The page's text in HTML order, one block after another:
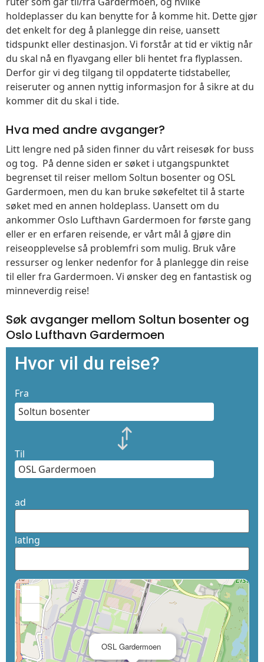
holdeplasser du kan benytte for å komme hit. Dette gjør
det enkelt for deg å planlegge din reise, uansett
tidspunkt eller destinasjon. Vi forstår at tid er viktig når
du skal nå en flyavgang eller bli hentet fra flyplassen.
Derfor gir vi deg tilgang til oppdaterte tidstabeller,
reiseruter og annen nyttig informasjon for å sikre at du
kommer dit du skal i tide.
Hva med andre avganger?
Litt lengre ned på siden finner du vårt reisesøk for buss
og tog. På denne siden er søket i utgangspunktet
begrenset til reiser mellom Soltun bosenter og OSL
Gardermoen, men du kan bruke søkefeltet til å starte
søket med en annen holdeplass. Uansett om du
ankommer Oslo Lufthavn Gardermoen for første gang
eller er en erfaren reisende, er vårt mål å gjøre din
reiseopplevelse så problemfri som mulig. Bruk våre
ressurser og lenker nedenfor for å planlegge din reise
til eller fra Gardermoen. Vi ønsker deg en fantastisk og
minneverdig reise!
Søk avganger mellom Soltun bosenter og
Oslo Lufthavn Gardermoen
Hvor vil du reise?
Fra
Til
ad
latlng
OSL Gardermoen